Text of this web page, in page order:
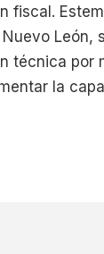
fiscal.
Nuevo León,
técnica por
la